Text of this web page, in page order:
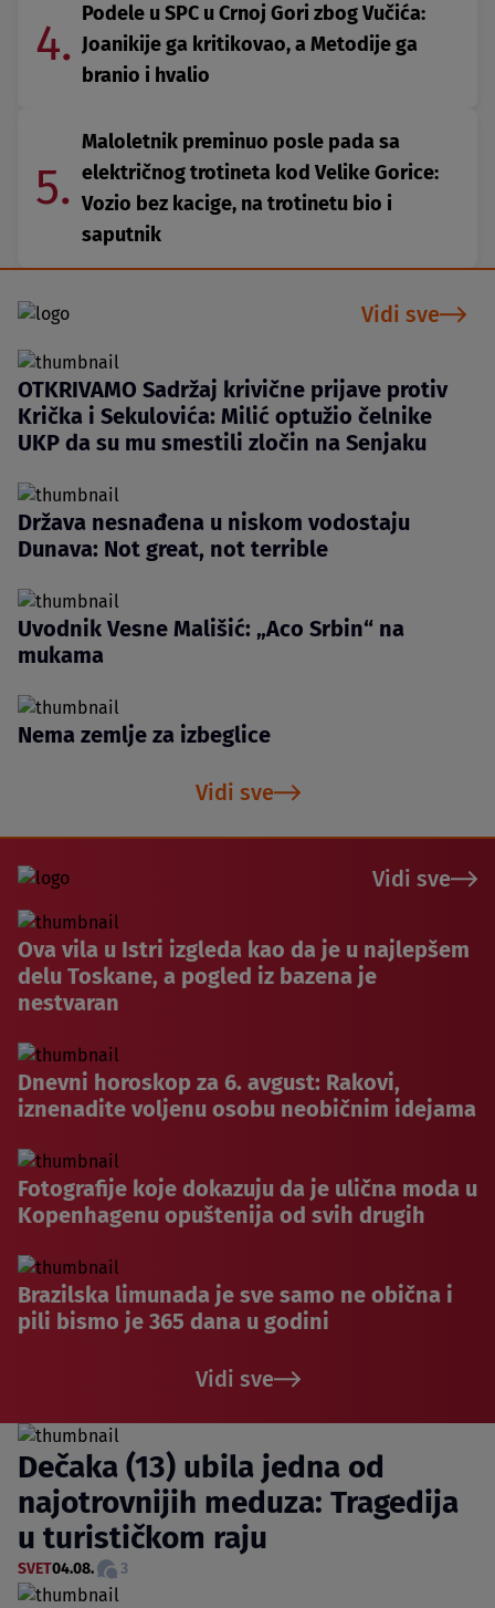
4.
Podele u SPC u Crnoj Gori zbog Vučića:
Joanikije ga kritikovao, a Metodije ga
branio i hvalio
5.
Maloletnik preminuo posle pada sa
električnog trotineta kod Velike Gorice:
Vozio bez kacige, na trotinetu bio i
saputnik
Vidi sve
OTKRIVAMO Sadržaj krivične prijave protiv
Krička i Sekulovića: Milić optužio čelnike
UKP da su mu smestili zločin na Senjaku
Država nesnađena u niskom vodostaju
Dunava: Not great, not terrible
Uvodnik Vesne Mališić: „Aco Srbin“ na
mukama
Nema zemlje za izbeglice
Vidi sve
Vidi sve
Ova vila u Istri izgleda kao da je u najlepšem
delu Toskane, a pogled iz bazena je
nestvaran
Dnevni horoskop za 6. avgust: Rakovi,
iznenadite voljenu osobu neobičnim idejama
Fotografije koje dokazuju da je ulična moda u
Kopenhagenu opuštenija od svih drugih
Brazilska limunada je sve samo ne obična i
pili bismo je 365 dana u godini
Vidi sve
Dečaka (13) ubila jedna od
najotrovnijih meduza: Tragedija
u turističkom raju
SVET04.08. 3